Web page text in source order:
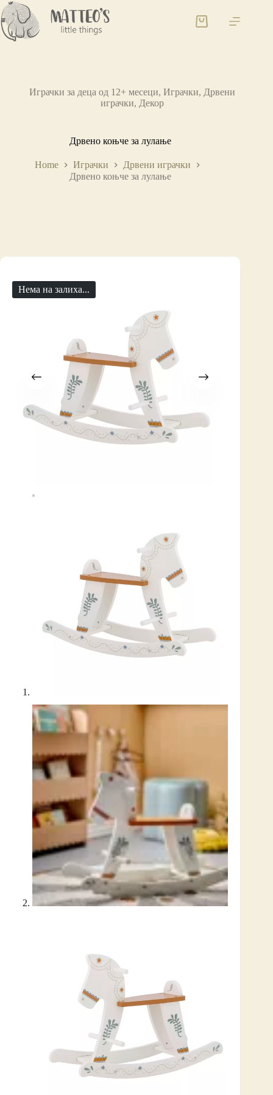
Играчки за деца од 12+ месеци,Играчки, Дрвени
играчки, Декор
Дрвено коњче за лулање
Home Играчки
Дрвени играчки
Дрвено коњче за лулање
Нема на залиха...